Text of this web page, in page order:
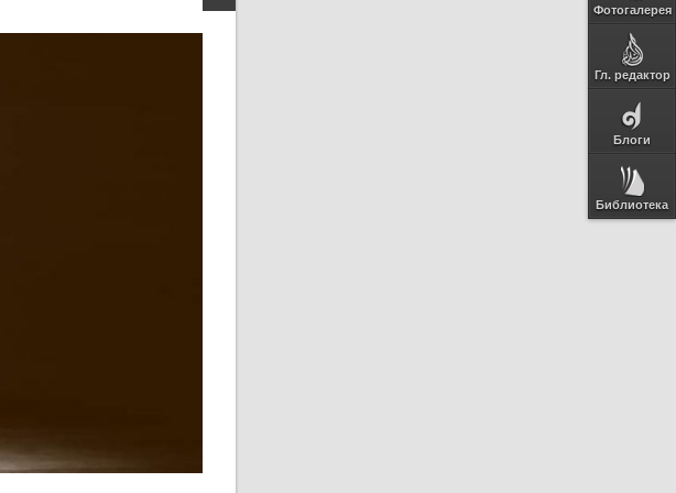
Фотогалерея
Гл. редактор
Блоги
Библиотека